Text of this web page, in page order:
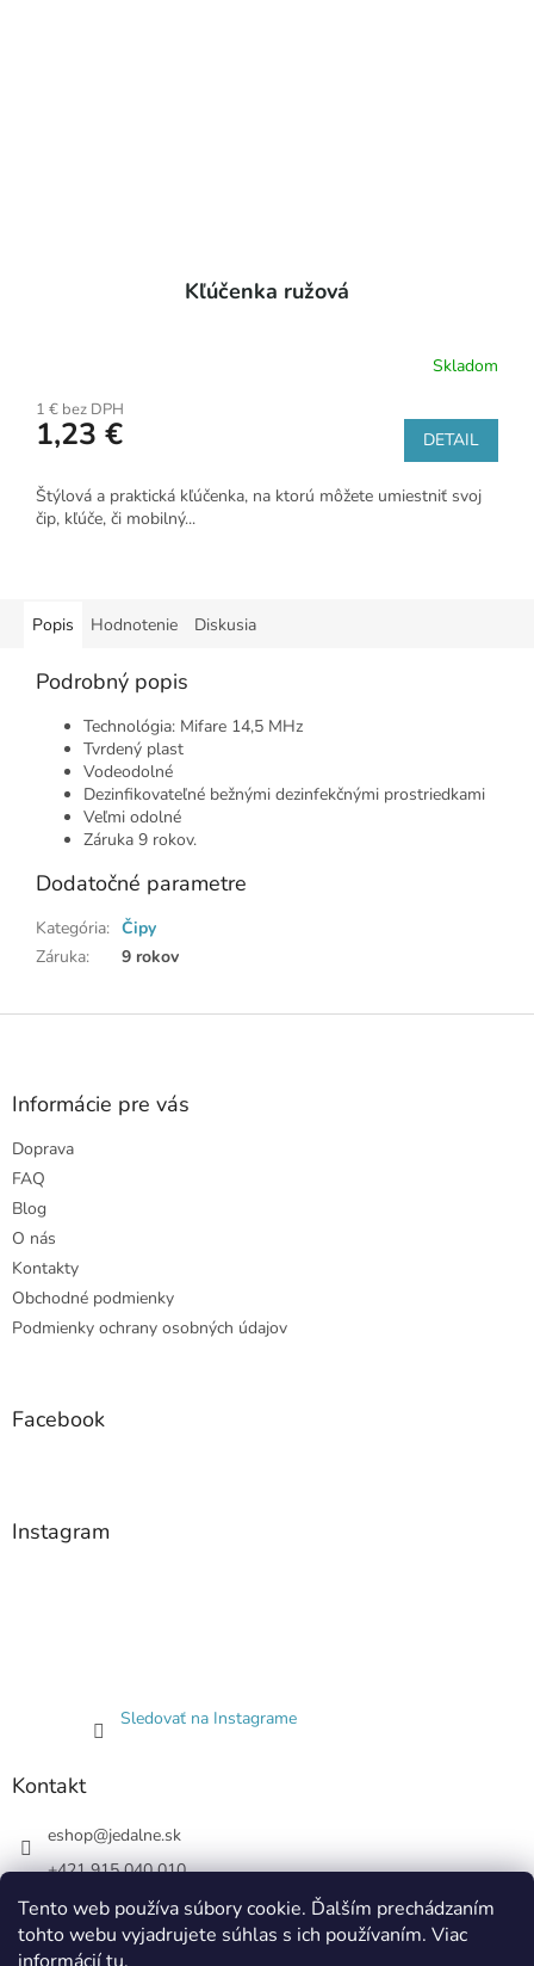
Tento web používa súbory cookie. Ďalším prechádzaním
tohto webu vyjadrujete súhlas s ich používaním. Viac
Kľúčenka ružová
Skladom
1 € bez DPH
1,23 € DETAIL
Štýlová a praktická kľúčenka, na ktorú môžete umiestniť svoj
čip, kľúče, či mobilný...
Popis Hodnotenie Diskusia
Podrobný popis
Technológia: Mifare 14,5 MHz
Tvrdený plast
Vodeodolné
Dezinfikovateľné bežnými dezinfekčnými prostriedkami
Veľmi odolné
Záruka 9 rokov.
Dodatočné parametre
Kategória: Čipy
Záruka: 9 rokov
Z
Informácie pre vás
Doprava
FAQ
Blog
O nás
Kontakty
Obchodné podmienky
Podmienky ochrany osobných údajov
Facebook
Instagram
Sledovať na Instagrame
Kontakt
eshop@jedalne.sk
+421 915 040 010
Jedalne.sk
jedalne.sk